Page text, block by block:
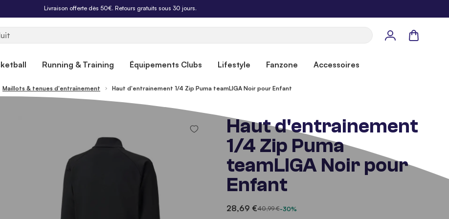
Livraison offerte dès 50€. Retours gratuits sous 30 jours.
Panier
Running & Training Équipements Clubs Lifestyle Fanzone Accessoires
Maillots & tenues d'entraînement Haut d'entrainement 1/4 Zip Puma teamLIGA Noir pour Enfant
Haut d'entrainement
1/4 Zip Puma
teamLIGA Noir pour
Enfant
28,69 €40,99 €-30%